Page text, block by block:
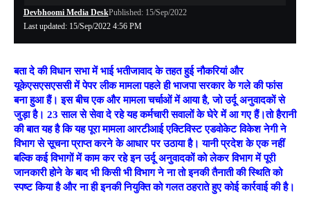
Last updated: 15/Sep/2022 4:56 PM
Devbhoomi Media DeskPublished: 15/Sep/2022
बता दे की विधान सभा में भाई भतीजावाद के तहत हुई नौकरियां और
यूकेएसएसएससी में पेपर लीक मामला पहले ही भाजपा सरकार के गले की फांस
बना हुआ हैं। इस बीच एक और मामला चर्चाओं में आया है, जो उर्दू अनुवादकों से
जुड़ा है। 23 साल से सेवा दे रहे यह कर्मचारी सवालों के घेरे में आ गए हैं।तो हैरानी
की बात यह है कि यह पूरा मामला आरटीआई एक्टिविस्ट एडवोकेट विकेश नेगी ने
विभाग से सूचना प्राप्त करने के आधार पर उठाया है। यानी प्रदेश के एक नहीं
बल्कि कई विभागों में काम कर रहे इन उर्दू अनुवादकों को लेकर विभाग में पूरी
जानकारी होने के बाद भी किसी भी विभाग ने ना तो इनकी तैनाती की स्थिति को
स्पष्ट किया है और ना ही इनकी नियुक्ति को गलत ठहराते हुए कोई कार्रवाई की है।